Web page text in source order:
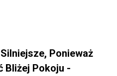
Ponieważ
Bliżej Pokoju -